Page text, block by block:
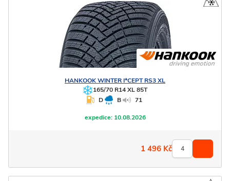
HANKOOKWINTER I*CEPT RS3 XL
165/70 R14 XL 85T
D
B 71
expedice:10.08.2026
1 496 Kč